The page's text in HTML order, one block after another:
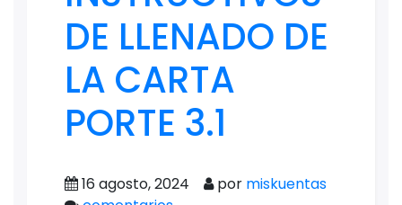
DE LLENADO DE
LA CARTA
PORTE 3.1
16 agosto, 2024 por miskuentas